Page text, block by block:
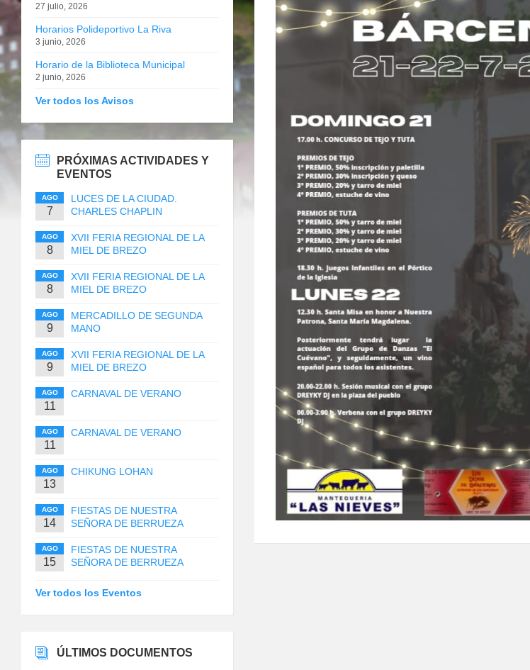
27 julio, 2026
Horarios Polideportivo La Riva
3 junio, 2026
Horario de la Biblioteca Municipal
2 junio, 2026
Ver todos los Avisos
PRÓXIMAS ACTIVIDADES Y
EVENTOS
AGO
7
LUCES DE LA CIUDAD.
CHARLES CHAPLIN
AGO
8
XVII FERIA REGIONAL DE LA
MIEL DE BREZO
AGO
8
XVII FERIA REGIONAL DE LA
MIEL DE BREZO
AGO
9
MERCADILLO DE SEGUNDA
MANO
AGO
9
XVII FERIA REGIONAL DE LA
MIEL DE BREZO
AGO
11
CARNAVAL DE VERANO
AGO
11
CARNAVAL DE VERANO
AGO
13
CHIKUNG LOHAN
AGO
14
FIESTAS DE NUESTRA
SEÑORA DE BERRUEZA
AGO
15
FIESTAS DE NUESTRA
SEÑORA DE BERRUEZA
Ver todos los Eventos
ÚLTIMOS DOCUMENTOS